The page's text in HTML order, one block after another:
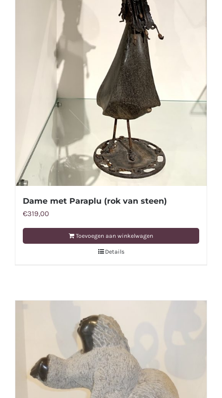
Dame met Paraplu (rok van steen)
€319,00
Toevoegen aan winkelwagen
Details